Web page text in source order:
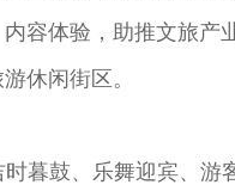
体验，助推文旅产
休闲街区。
鼓、乐舞迎宾、游